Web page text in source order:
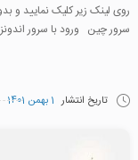
روی لینک زیر کلیک نمایید و
سرور چین ورود با سرور
تاریخ انتشار 1 بهمن 1401